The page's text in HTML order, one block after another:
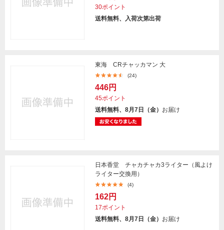
30ポイント
送料無料、入荷次第出荷
東海 CRチャッカマン 大
(24)
446円
45ポイント
送料無料、8月7日（金） お届け
日本香堂 チャカチャカ3ライター（風よけ
ライター交換用）
(4)
162円
17ポイント
送料無料、8月7日（金） お届け